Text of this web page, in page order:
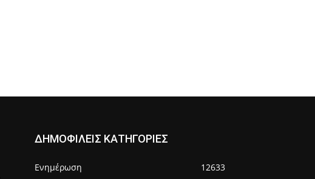
ΔΗΜΟΦΙΛΕΙΣ ΚΑΤΗΓΟΡΙΕΣ
Ενημέρωση
12633